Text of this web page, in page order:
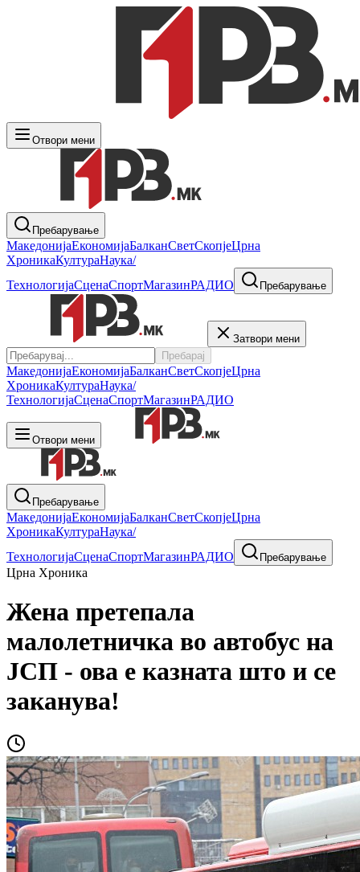
Отвори мени
Пребарување
МакедонијаЕкономијаБалканСветСкопјеЦрна
ХроникаКултураНаука/
ТехнологијаСценаСпортМагазинРАДИО Пребарување
Затвори мени
Пребарај
МакедонијаЕкономијаБалканСветСкопјеЦрна
ХроникаКултураНаука/
ТехнологијаСценаСпортМагазинРАДИО
Отвори мени
Пребарување
МакедонијаЕкономијаБалканСветСкопјеЦрна
ХроникаКултураНаука/
ТехнологијаСценаСпортМагазинРАДИО Пребарување
Црна Хроника
Жена претепала
малолетничка во автобус на
ЈСП - ова е казната што и се
заканува!